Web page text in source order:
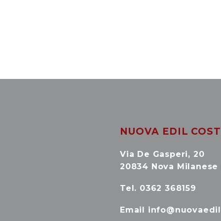
NUOVA EDIL
Via De Gasperi, 20
20834 Nova Milanese
Tel. 0362 368159
Email